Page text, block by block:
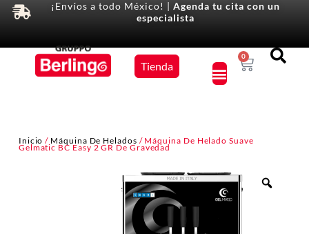
¡Envíos a todo México! | Agenda tu cita con un
especialista
Tienda
0
Inicio / Máquina De Helados / Máquina De Helado Suave
Gelmatic BC Easy 2 GR De Gravedad